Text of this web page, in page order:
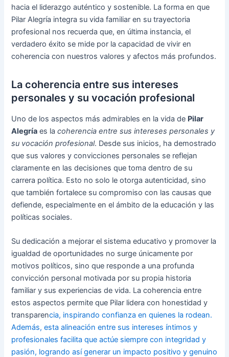
hacia el liderazgo auténtico y sostenible. La forma en que
Pilar Alegría integra su vida familiar en su trayectoria
profesional nos recuerda que, en última instancia, el
verdadero éxito se mide por la capacidad de vivir en
coherencia con nuestros valores y afectos más profundos.
La coherencia entre sus intereses
personales y su vocación profesional
Uno de los aspectos más admirables en la vida de Pilar
Alegría es lacoherencia entre sus intereses personales y
su vocación profesional. Desde sus inicios, ha demostrado
que sus valores y convicciones personales se reflejan
claramente en las decisiones que toma dentro de su
carrera política. Esto no solo le otorga autenticidad, sino
que también fortalece su compromiso con las causas que
defiende, especialmente en el ámbito de la educación y las
políticas sociales.
Su dedicación a mejorar el sistema educativo y promover la
igualdad de oportunidades no surge únicamente por
motivos políticos, sino que responde a una profunda
convicción personal motivada por su propia historia
familiar y sus experiencias de vida. La coherencia entre
estos aspectos permite que Pilar lidera con honestidad y
transparencia, inspirando confianza en quienes la rodean.
Además, esta alineación entre sus intereses íntimos y
profesionales facilita que actúe siempre con integridad y
pasión, logrando así generar un impacto positivo y genuino